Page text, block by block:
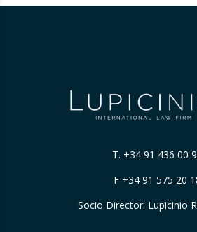
T. +34 91 436 00
F +34 91 575 20
Socio Director: Lupicinio